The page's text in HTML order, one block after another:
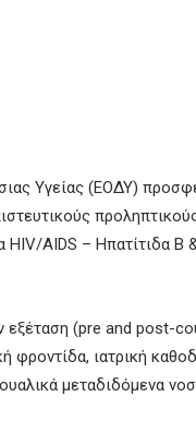
Υγείας (ΕΟΔΥ)
HIV/AIDS – Ηπατίτιδα Β
εξέταση (pre and post-
φροντίδα, ιατρική
μεταδιδόμενα